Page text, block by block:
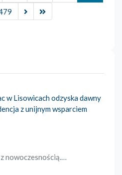
w Lisowicach odzyska dawny
z unijnym wsparciem
nowoczesnością.…